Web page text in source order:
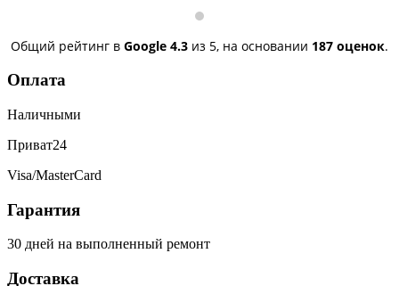
Общий рейтинг в Google 4.3 из 5, на основании 187 оценок.
Оплата
Наличными
Приват24
Visa/MasterCard
Гарантия
30 дней на выполненный ремонт
Доставка